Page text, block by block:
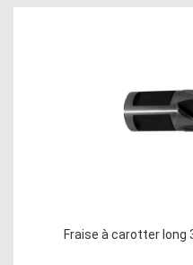
Fraise à carotter long